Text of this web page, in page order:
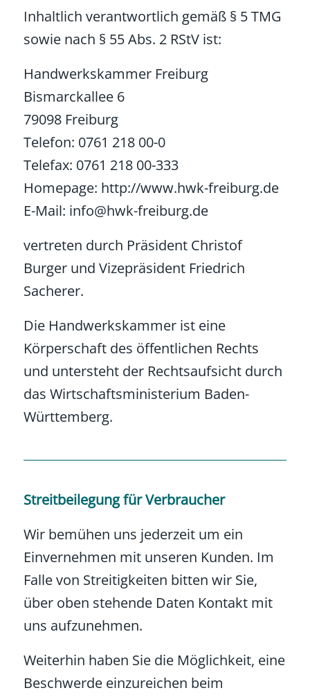
Inhaltlich verantwortlich gemäß § 5 TMG
sowie nach § 55 Abs. 2 RStV ist:
Handwerkskammer Freiburg
Bismarckallee 6
79098 Freiburg
Telefon: 0761 218 00-0
Telefax: 0761 218 00-333
Homepage: http://www.hwk-freiburg.de
E-Mail: info@hwk-freiburg.de
vertreten durch Präsident Christof
Burger und Vizepräsident Friedrich
Sacherer.
Die Handwerkskammer ist eine
Körperschaft des öffentlichen Rechts
und untersteht der Rechtsaufsicht durch
das Wirtschaftsministerium Baden-
Württemberg.
Streitbeilegung für Verbraucher
Wir bemühen uns jederzeit um ein
Einvernehmen mit unseren Kunden. Im
Falle von Streitigkeiten bitten wir Sie,
über oben stehende Daten Kontakt mit
uns aufzunehmen.
Weiterhin haben Sie die Möglichkeit, eine
Beschwerde einzureichen beim